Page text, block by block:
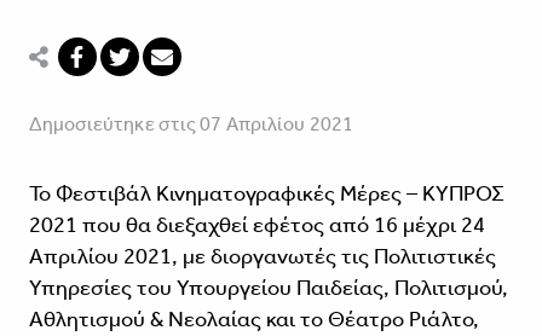
Δημοσιεύτηκε στις 07 Απριλίου 2021
Το Φεστιβάλ Κινηματογραφικές Μέρες – ΚΥΠΡΟΣ
2021 που θα διεξαχθεί εφέτος από 16 μέχρι 24
Απριλίου 2021, με διοργανωτές τις Πολιτιστικές
Υπηρεσίες του Υπουργείου Παιδείας, Πολιτισμού,
Αθλητισμού & Νεολαίας και το Θέατρο Ριάλτο,